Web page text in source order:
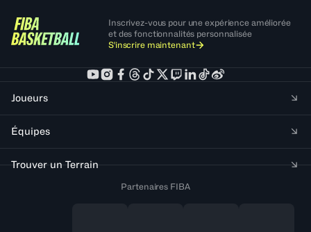
Inscrivez-vous pour une expérience améliorée
et des fonctionnalités personnalisée
S'inscrire maintenant
Joueurs
Équipes
Trouver un Terrain
Partenaires FIBA